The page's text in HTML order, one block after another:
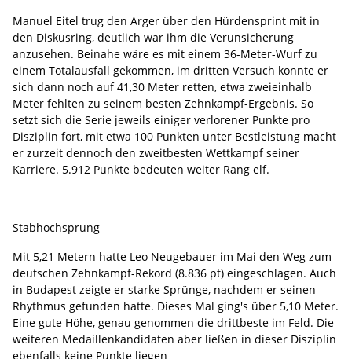
Manuel Eitel trug den Ärger über den Hürdensprint mit in
den Diskusring, deutlich war ihm die Verunsicherung
anzusehen. Beinahe wäre es mit einem 36-Meter-Wurf zu
einem Totalausfall gekommen, im dritten Versuch konnte er
sich dann noch auf 41,30 Meter retten, etwa zweieinhalb
Meter fehlten zu seinem besten Zehnkampf-Ergebnis. So
setzt sich die Serie jeweils einiger verlorener Punkte pro
Disziplin fort, mit etwa 100 Punkten unter Bestleistung macht
er zurzeit dennoch den zweitbesten Wettkampf seiner
Karriere. 5.912 Punkte bedeuten weiter Rang elf.
Stabhochsprung
Mit 5,21 Metern hatte Leo Neugebauer im Mai den Weg zum
deutschen Zehnkampf-Rekord (8.836 pt) eingeschlagen. Auch
in Budapest zeigte er starke Sprünge, nachdem er seinen
Rhythmus gefunden hatte. Dieses Mal ging's über 5,10 Meter.
Eine gute Höhe, genau genommen die drittbeste im Feld. Die
weiteren Medaillenkandidaten aber ließen in dieser Disziplin
ebenfalls keine Punkte liegen